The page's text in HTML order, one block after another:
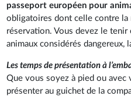
passeport européen pour
obligatoires dont celle contre
réservation. Vous devez le tenir
animaux considérés dangereux,
Les temps de présentation à
Que vous soyez à pied ou
présenter au guichet de la